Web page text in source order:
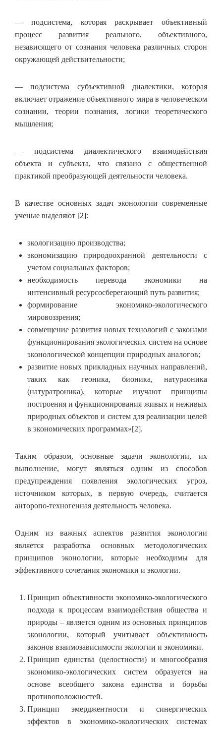
— подсистема, которая раскрывает объективный
процесс развития реального, объективного,
независящего от сознания человека различных сторон
окружающей действительности;
— подсистема субъективной диалектики, которая
включает отражение объективного мира в человеческом
сознании, теории познания, логики теоретического
мышления;
— подсистема диалектического взаимодействия
объекта и субъекта, что связано с общественной
практикой преобразующей деятельности человека.
В качестве основных задач эконологии современные
ученые выделяют [2]:
экологизацию производства;
экономизацию природоохранной деятельности с
учетом социальных факторов;
необходимость перевода экономики на
интенсивный ресурсосберегающий путь развития;
формирование экономико-экологического
мировоззрения;
совмещение развития новых технологий с законами
функционирования экологических систем на основе
эконологической концепции природных аналогов;
развитие новых прикладных научных направлений,
таких как геоника, бионика, натураоника
(натуратроника), которые изучают принципы
построения и функционирования живых и неживых
природных объектов и систем для реализации целей
в экономических программах»[2].
Таким образом, основные задачи эконологии, их
выполнение, могут являться одним из способов
предупреждения появления экологических угроз,
источником которых, в первую очередь, считается
анторопо-техногенная деятельность человека.
Одним из важных аспектов развития эконологии
является разработка основных методологических
принципов эконологии, которые необходимы для
эффективного сочетания экономики и экологии.
Принцип объективности экономико-экологического
подхода к процессам взаимодействия общества и
природы – является одним из основных принципов
эконологии, который учитывает объективность
законов взаимозависимости экологии и экономики.
Принцип единства (целостности) и многообразия
экономико-экологических систем образуется на
основе всеобщего закона единства и борьбы
противоположностей.
Принцип эмерджентности и синергических
эффектов в экономико-экологических системах